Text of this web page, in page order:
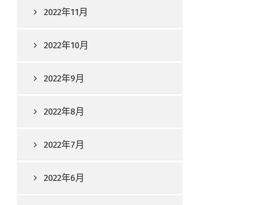
2022年11月
2022年10月
2022年9月
2022年8月
2022年7月
2022年6月